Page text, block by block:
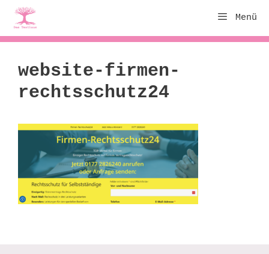
Zum
Inhalt
springen
Menü
website-firmen-
rechtsschutz24